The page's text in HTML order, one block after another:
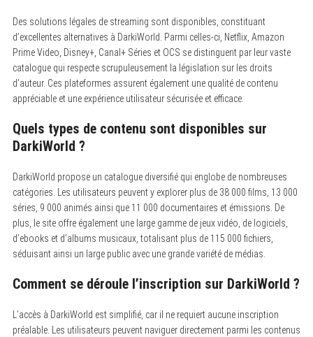
Des solutions légales de streaming sont disponibles, constituant
d’excellentes alternatives à DarkiWorld. Parmi celles-ci, Netflix, Amazon
Prime Video, Disney+, Canal+ Séries et OCS se distinguent par leur vaste
catalogue qui respecte scrupuleusement la législation sur les droits
d’auteur. Ces plateformes assurent également une qualité de contenu
appréciable et une expérience utilisateur sécurisée et efficace.
Quels types de contenu sont disponibles sur
DarkiWorld ?
DarkiWorld propose un catalogue diversifié qui englobe de nombreuses
catégories. Les utilisateurs peuvent y explorer plus de 38 000 films, 13 000
séries, 9 000 animés ainsi que 11 000 documentaires et émissions. De
plus, le site offre également une large gamme de jeux vidéo, de logiciels,
d’ebooks et d’albums musicaux, totalisant plus de 115 000 fichiers,
séduisant ainsi un large public avec une grande variété de médias.
Comment se déroule l’inscription sur DarkiWorld ?
L’accès à DarkiWorld est simplifié, car il ne requiert aucune inscription
préalable. Les utilisateurs peuvent naviguer directement parmi les contenus